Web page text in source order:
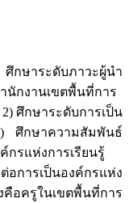
ษาระดับภาวะผู้นำ
นักงานเขตพื้นที่การ
ศึกษาระดับการเป็น
ศึกษาความสัมพันธ์
กรแห่งการเรียนรู้
อการเป็นองค์กรแห่ง
อครูในเขตพื้นที่การ